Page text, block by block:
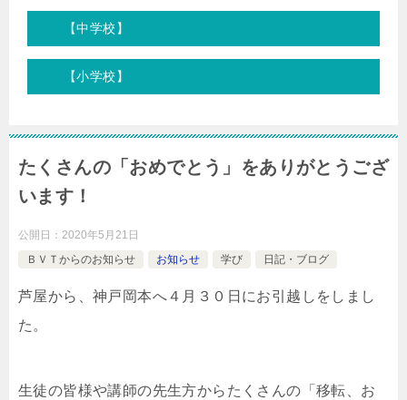
【中学校】
【小学校】
たくさんの「おめでとう」をありがとうござ
います！
公開日： 2020年5月21日
ＢＶＴからのお知らせ
お知らせ 学び 日記・ブログ
芦屋から、神戸岡本へ４月３０日にお引越しをしまし
た。
生徒の皆様や講師の先生方からたくさんの「移転、お